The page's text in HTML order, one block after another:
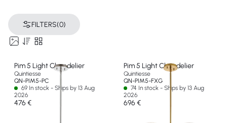
FILTERS(0)
Pim 5 Light Chandelier
Quintiesse
QN-PIM5-PC
69 In stock - Ships by 13 Aug
2026
476 €
Pim 5 Light Chandelier
Quintiesse
QN-PIM5-FXG
74 In stock - Ships by 13 Aug
2026
696 €